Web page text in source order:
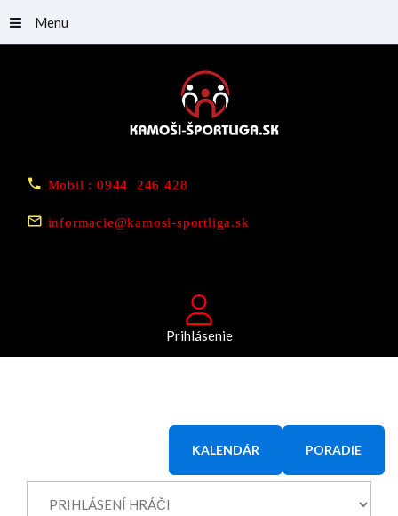
Mobil : 0944 246 428
informacie@kamosi-sportliga.sk
Prihlásenie
Menu
KALENDÁR PORADIE